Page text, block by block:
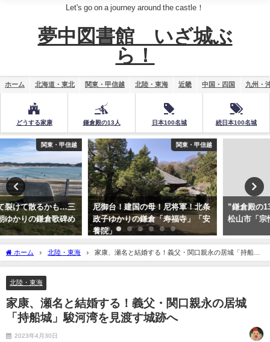
Let's go on a journey around the castle！
夢中図書館 いざ城ぶ
ら！
ホーム 北海道・東北 関東・甲信越 北陸・東海 近畿 中国・四国 九州・
どうする家康 鎌倉殿の13人 日本100名城 続日本100名城
関東・甲信越
尼御台！建国の母！尼将軍！北条
政子ゆかりの鎌倉「寿福寺」「安
養院」
”鎌倉殿の13人”比企能員館跡！東
松山市「宗悟寺」「城ヶ谷」へ
ホーム 北陸・東海
家康、瀬名と結婚する！義父・関口親永の居城「持船
城」駿河湾を見渡す城跡へ
北陸・東海
家康、瀬名と結婚する！義父・関口親永の居城
「持船城」駿河湾を見渡す城跡へ
2023年4月30日